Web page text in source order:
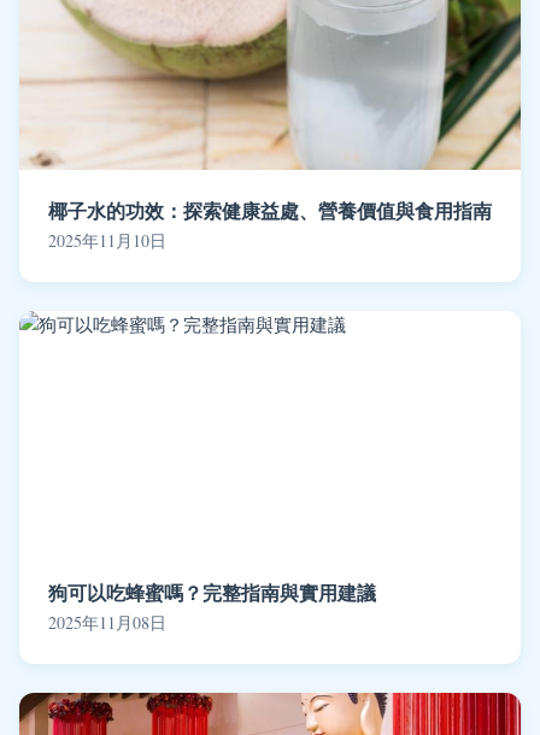
椰子水的功效：探索健康益處、營養價值與食用指南
2025年11月10日
狗可以吃蜂蜜嗎？完整指南與實用建議
2025年11月08日